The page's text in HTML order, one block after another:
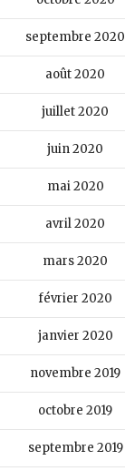
septembre 2020
août 2020
juillet 2020
juin 2020
mai 2020
avril 2020
mars 2020
février 2020
janvier 2020
novembre 2019
octobre 2019
septembre 2019